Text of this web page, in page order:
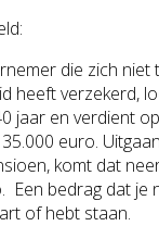
die zich niet
heeft verzekerd,
jaar en verdient
euro.
komt dat
Een bedrag dat je
of hebt staan.